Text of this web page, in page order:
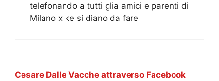
telefonando a tutti glia amici e parenti di
Milano x ke si diano da fare
Cesare Dalle Vacche attraverso Facebook